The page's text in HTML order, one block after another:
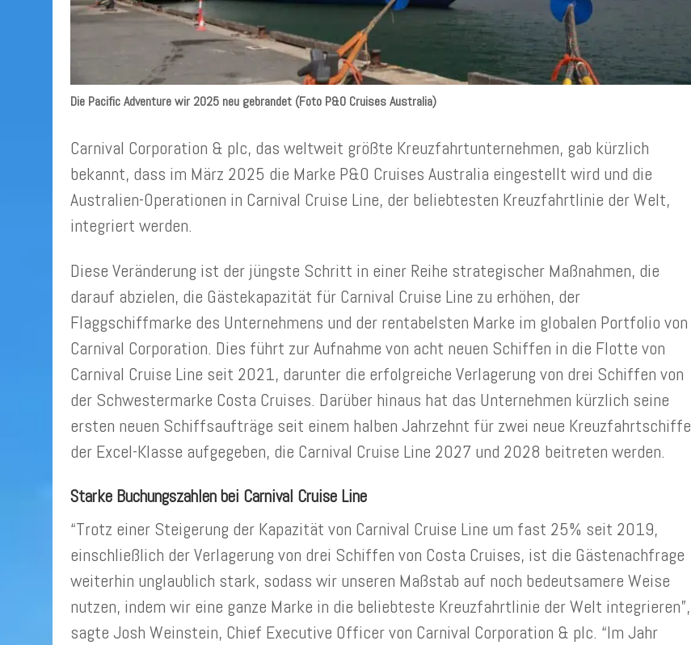
Die Pacific Adventure wir 2025 neu gebrandet (Foto P&O Cruises Australia)
Carnival Corporation & plc, das weltweit größte Kreuzfahrtunternehmen, gab kürzlich
bekannt, dass im März 2025 die Marke P&O Cruises Australia eingestellt wird und die
Australien-Operationen in Carnival Cruise Line, der beliebtesten Kreuzfahrtlinie der Welt,
integriert werden.
Diese Veränderung ist der jüngste Schritt in einer Reihe strategischer Maßnahmen, die
darauf abzielen, die Gästekapazität für Carnival Cruise Line zu erhöhen, der
Flaggschiffmarke des Unternehmens und der rentabelsten Marke im globalen Portfolio von
Carnival Corporation. Dies führt zur Aufnahme von acht neuen Schiffen in die Flotte von
Carnival Cruise Line seit 2021, darunter die erfolgreiche Verlagerung von drei Schiffen von
der Schwestermarke Costa Cruises. Darüber hinaus hat das Unternehmen kürzlich seine
ersten neuen Schiffsaufträge seit einem halben Jahrzehnt für zwei neue Kreuzfahrtschiffe
der Excel-Klasse aufgegeben, die Carnival Cruise Line 2027 und 2028 beitreten werden.
Starke Buchungszahlen bei Carnival Cruise Line
“Trotz einer Steigerung der Kapazität von Carnival Cruise Line um fast 25% seit 2019,
einschließlich der Verlagerung von drei Schiffen von Costa Cruises, ist die Gästenachfrage
weiterhin unglaublich stark, sodass wir unseren Maßstab auf noch bedeutsamere Weise
nutzen, indem wir eine ganze Marke in die beliebteste Kreuzfahrtlinie der Welt integrieren”,
sagte Josh Weinstein, Chief Executive Officer von Carnival Corporation & plc. “Im Jahr